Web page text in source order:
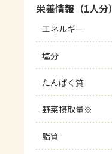
栄養情報（1人分）
エネルギー
塩分
たんぱく質
野菜摂取量※
脂質